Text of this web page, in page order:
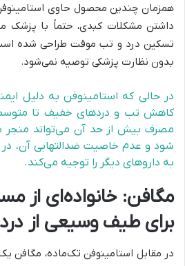
همزمان چندین محصول حاوی
داشتن مشکلات کبدی، حتماً با پزشک
تسکین درد و تب موقت طراحی شده
بدون نظارت پزشکی توصیه نمی‌شود.
در حالی که استامینوفن به دلیل
کاهش تب و دردهای خفیف تا
مصرف بیش از حد آن می‌تواند
شود و عدم خاصیت ضدالتهابی آن، در
به داروهای دیگر را توجیه می‌کند.
مگافن: خانواده‌ای از
برای طیف وسیعی از
در مقابل استامینوفن تک‌ماده، مگافن